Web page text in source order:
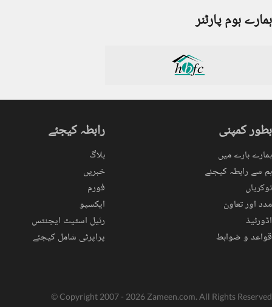
ہمارے ہوم پارٹنر
بطور کمپنی
ہمارے بارے میں
ہم سے رابطہ کیجئے
نوکریاں
مدد اور تعاون
اڈورٹیذ
قواعد و ضوابط
رابطہ کیجئے
بلاگ
خبریں
فورم
ایکسپو
رئیل اسٹیٹ ایجنٹس
پراپرٹی شامل کیجئے
© Copyright 2007 - 2026 Zameen.com. All Rights Reserved